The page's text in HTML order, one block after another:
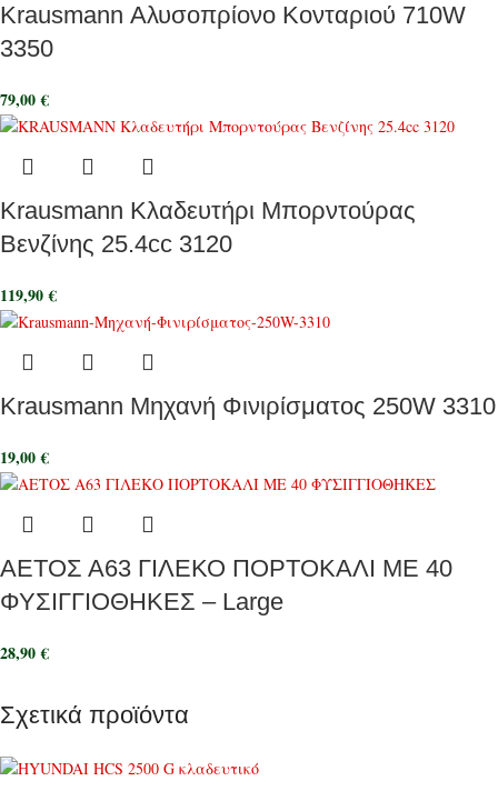
Krausmann Αλυσοπρίονο Κονταριού 710W
3350
79,00€
Krausmann Κλαδευτήρι Μπορντούρας
Βενζίνης 25.4cc 3120
119,90€
Krausmann Μηχανή Φινιρίσματος 250W 3310
19,00€
ΑΕΤΟΣ Α63 ΓΙΛΕΚΟ ΠΟΡΤΟΚΑΛΙ ΜΕ 40
ΦΥΣΙΓΓΙΟΘΗΚΕΣ – Large
28,90€
Σχετικά προϊόντα